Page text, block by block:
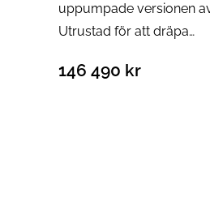
uppumpade versionen
Utrustad för att dräpa…
146 490 kr